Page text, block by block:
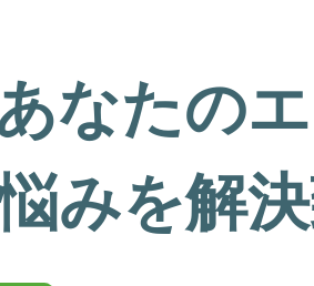
なたの
みを解